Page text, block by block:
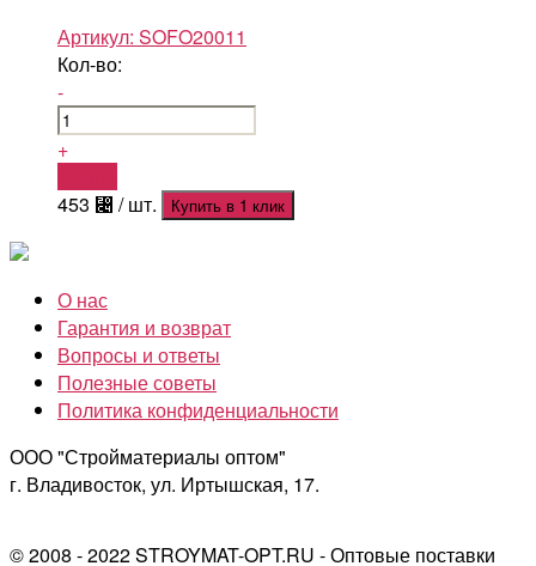
Артикул: SOFO20011
Кол-во:
-
+
453 ⃄ / шт. Купить в 1 клик
О нас
Гарантия и возврат
Вопросы и ответы
Полезные советы
Политика конфиденциальности
ООО "Стройматериалы оптом"
г. Владивосток, ул. Иртышская, 17.
© 2008 - 2022 STROYMAT-OPT.RU - Оптовые поставки